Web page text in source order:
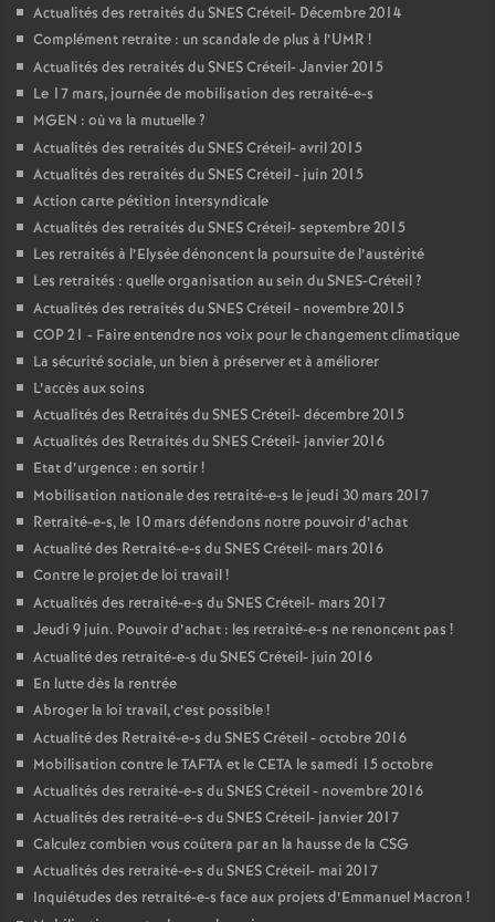
Actualités des retraités duSNESCréteil- Décembre 2014
Complément retraite : un scandale de plus à l’UMR !
Actualités des retraités duSNESCréteil- Janvier 2015
Le 17 mars, journée de mobilisation des retraité-e-s
MGEN : où va la mutuelle?
Actualités des retraités duSNESCréteil- avril 2015
Actualités des retraités duSNESCréteil - juin 2015
Action carte pétition intersyndicale
Actualités des retraités duSNESCréteil- septembre 2015
Les retraités à l’Elysée dénoncent la poursuite de l’austérité
Les retraités : quelle organisation au sein duSNES-Créteil?
Actualités des retraités duSNESCréteil - novembre 2015
COP21 - Faire entendre nos voix pour le changement climatique
La sécurité sociale, un bien à préserver et à améliorer
L’accès aux soins
Actualités des Retraités duSNESCréteil- décembre 2015
Actualités des Retraités duSNESCréteil- janvier 2016
Etat d’urgence : en sortir!
Mobilisation nationale des retraité-e-s le jeudi 30 mars 2017
Retraité-e-s, le 10 mars défendons notre pouvoir d’achat
Actualité des Retraité-e-s duSNESCréteil- mars 2016
Contre le projet de loi travail!
Actualités des retraité-e-s duSNESCréteil- mars 2017
Jeudi 9 juin. Pouvoir d’achat : les retraité-e-s ne renoncent pas !
Actualité des retraité-e-s duSNESCréteil- juin 2016
En lutte dès la rentrée
Abroger la loi travail, c’est possible!
Actualité des Retraité-e-s duSNESCréteil - octobre 2016
Mobilisation contre leTAFTAet leCETA le samedi 15 octobre
Actualités des retraité-e-s duSNESCréteil - novembre 2016
Actualités des retraité-e-s duSNESCréteil- janvier 2017
Calculez combien vous coûtera par an la hausse de la CSG
Actualités des retraité-e-s duSNESCréteil- mai 2017
Inquiétudes des retraité-e-s face aux projets d’Emmanuel Macron !